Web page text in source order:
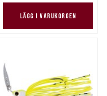
LÄGG I VARUKORGEN